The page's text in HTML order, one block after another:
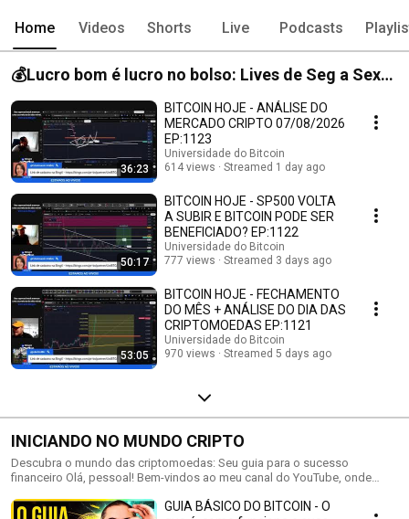
Home Videos Shorts Live Podcasts
💰Lucro bom é lucro no bolso: Lives de Seg a Sex
ás 07:30
36:23
BITCOIN HOJE - ANÁLISE DO
MERCADO CRIPTO 07/08/2026
EP:1123
Universidade do Bitcoin
614 views
Streamed 1 day ago
50:17
BITCOIN HOJE - SP500 VOLTA
A SUBIR E BITCOIN PODE SER
BENEFICIADO? EP:1122
Universidade do Bitcoin
777 views
Streamed 3 days ago
53:05
BITCOIN HOJE - FECHAMENTO
DO MÊS + ANÁLISE DO DIA DAS
CRIPTOMOEDAS EP:1121
Universidade do Bitcoin
970 views
Streamed 5 days ago
INICIANDO NO MUNDO CRIPTO
Descubra o mundo das criptomoedas: Seu guia para o sucesso
financeiro Olá, pessoal! Bem-vindos ao meu canal do YouTube, onde
começando sua jornada no universo das moedas digitais, este é o lugar
GUIA BÁSICO DO BITCOIN - O